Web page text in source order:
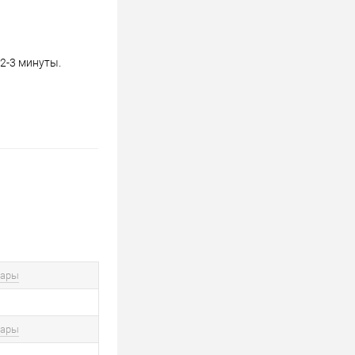
3 минуты.